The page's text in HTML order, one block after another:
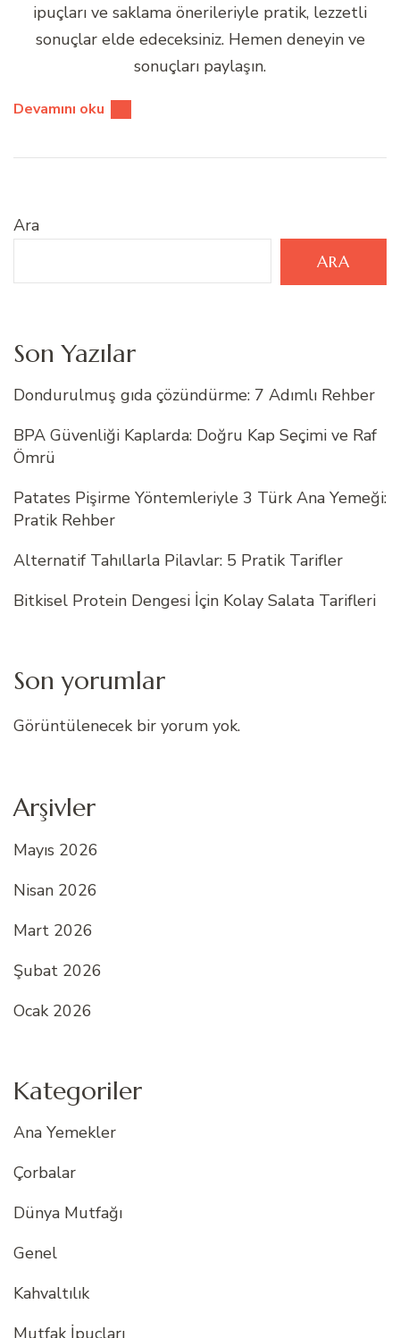
ipuçları ve saklama önerileriyle pratik, lezzetli
sonuçlar elde edeceksiniz. Hemen deneyin ve
sonuçları paylaşın.
Devamını oku
Ara
ARA
Son Yazılar
Dondurulmuş gıda çözündürme: 7 Adımlı Rehber
BPA Güvenliği Kaplarda: Doğru Kap Seçimi ve Raf
Ömrü
Patates Pişirme Yöntemleriyle 3 Türk Ana Yemeği:
Pratik Rehber
Alternatif Tahıllarla Pilavlar: 5 Pratik Tarifler
Bitkisel Protein Dengesi İçin Kolay Salata Tarifleri
Son yorumlar
Görüntülenecek bir yorum yok.
Arşivler
Mayıs 2026
Nisan 2026
Mart 2026
Şubat 2026
Ocak 2026
Kategoriler
Ana Yemekler
Çorbalar
Dünya Mutfağı
Genel
Kahvaltılık